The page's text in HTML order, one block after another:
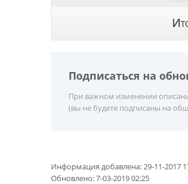
Подписаться на
При важном изменении
(вы не будете подписаны на
Информация добавлена:29-11-2017
Обновлено:7-03-2019 02:25